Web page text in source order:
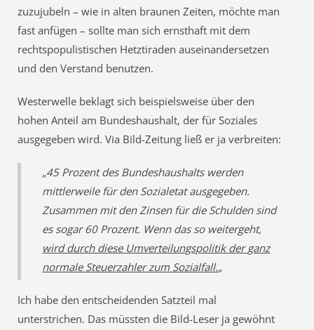
zuzujubeln – wie in alten braunen Zeiten, möchte man
fast anfügen – sollte man sich ernsthaft mit dem
rechtspopulistischen Hetztiraden auseinandersetzen
und den Verstand benutzen.
Westerwelle beklagt sich beispielsweise über den
hohen Anteil am Bundeshaushalt, der für Soziales
ausgegeben wird. Via Bild-Zeitung ließ er ja verbreiten:
„45 Prozent des Bundeshaushalts werden
mittlerweile für den Sozialetat ausgegeben.
Zusammen mit den Zinsen für die Schulden sind
es sogar 60 Prozent. Wenn das so weitergeht,
wird durch diese Umverteilungspolitik der ganz
normale Steuerzahler zum Sozialfall.„
Ich habe den entscheidenden Satzteil mal
unterstrichen. Das müssten die Bild-Leser ja gewöhnt